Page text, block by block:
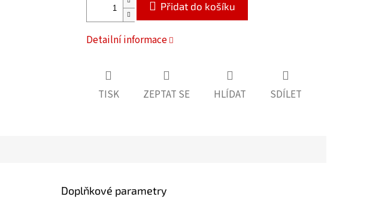
Přidat do košíku
Detailní informace
TISK ZEPTAT SE HLÍDAT SDÍLET
Doplňkové parametry